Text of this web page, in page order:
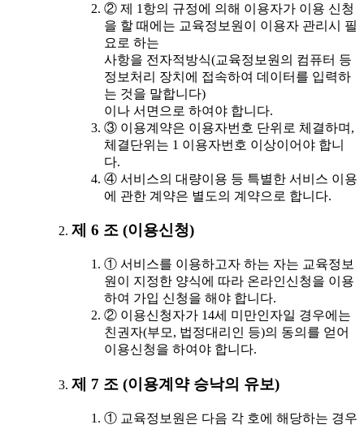
② 제 1항의 규정에 의해 이용자가 이용 신청
을 할 때에는 교육정보원이 이용자 관리시 필
요로 하는
사항을 전자적방식(교육정보원의 컴퓨터 등
정보처리 장치에 접속하여 데이터를 입력하
는 것을 말합니다)
이나 서면으로 하여야 합니다.
③ 이용계약은 이용자번호 단위로 체결하며,
체결단위는 1 이용자번호 이상이어야 합니
다.
④ 서비스의 대량이용 등 특별한 서비스 이용
에 관한 계약은 별도의 계약으로 합니다.
제 6 조 (이용신청)
① 서비스를 이용하고자 하는 자는 교육정보
원이 지정한 양식에 따라 온라인신청을 이용
하여 가입 신청을 해야 합니다.
② 이용신청자가 14세 미만인자일 경우에는
친권자(부모, 법정대리인 등)의 동의를 얻어
이용신청을 하여야 합니다.
제 7 조 (이용계약 승낙의 유보)
① 교육정보원은 다음 각 호에 해당하는 경우